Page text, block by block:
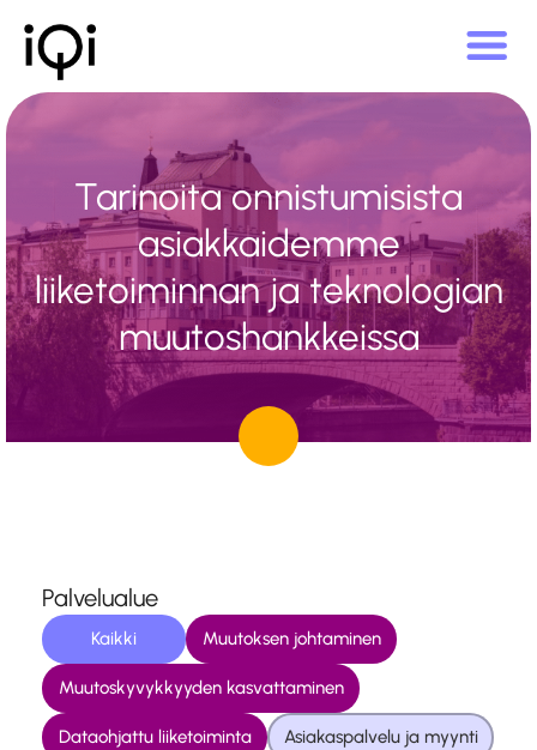
Tarinoita onnistumisista
asiakkaidemme
liiketoiminnan ja teknologian
muutoshankkeissa
Palvelualue
Kaikki Muutoksen johtaminen
Muutoskyvykkyyden kasvattaminen
Dataohjattu liiketoiminta Asiakaspalvelu ja myynti